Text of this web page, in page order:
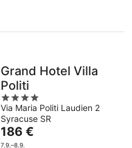
Grand Hotel Villa
Politi
4
out
of
5
Via Maria Politi Laudien 2
Syracuse SR
Hinta
on
186 €
7.9.–8.9.